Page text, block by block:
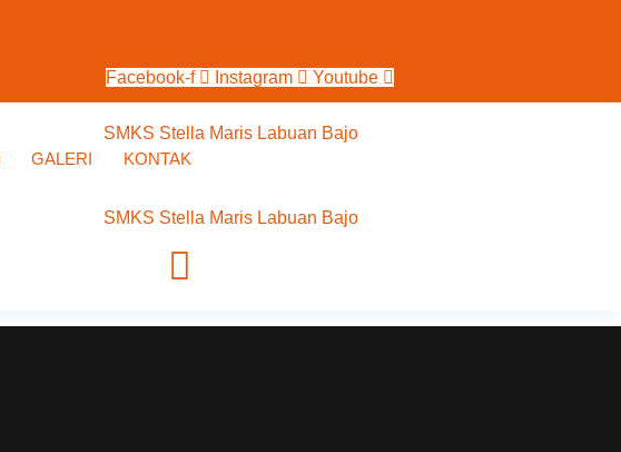
Facebook-f Instagram Youtube
GALERI KONTAK